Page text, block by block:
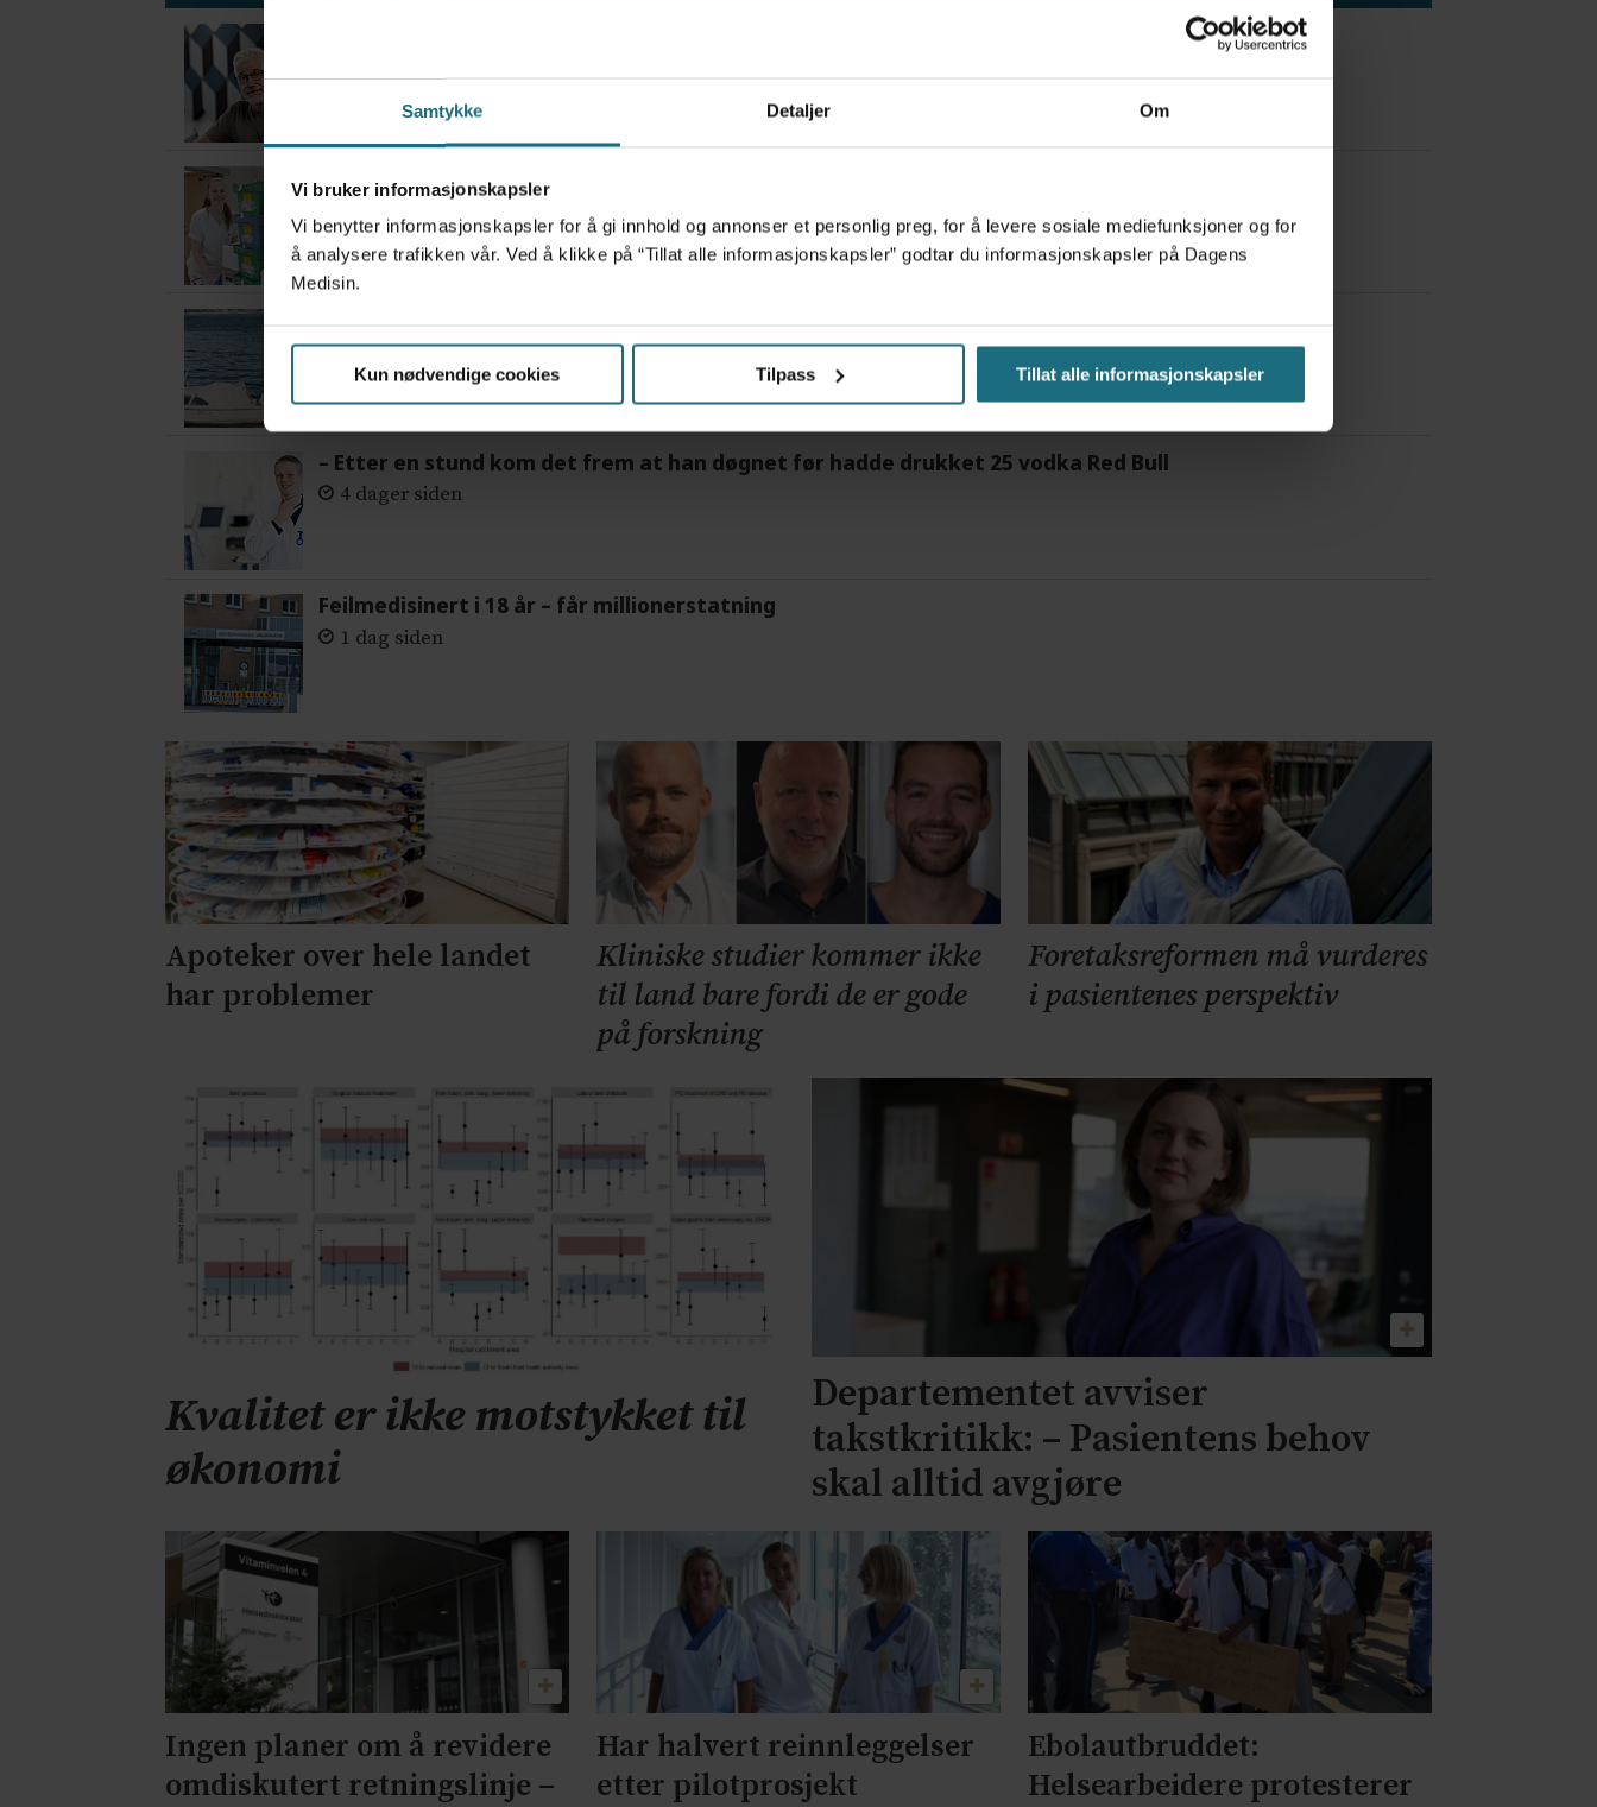
Samtykke Detaljer Om
Vi bruker informasjonskapsler
Vi benytter informasjonskapsler for å gi innhold og annonser et personlig preg, for å levere sosiale mediefunksjoner og for
å analysere trafikken vår. Ved å klikke på “Tillat alle informasjonskapsler” godtar du informasjonskapsler på Dagens
Medisin.
Kun nødvendige cookies Tilpass Tillat alle informasjonskapsler
Flytter oppgaver og frigjør tid for helsepersonell: – Det er helt magisk å være forvakt nå
3 dager siden
– Etter en stund kom det frem at han døgnet før hadde drukket 25 vodka Red Bull
4 dager siden
Feilmedisinert i 18 år – får millionerstatning
1 dag siden
Apoteker over hele landet
har problemer
Kliniske studier kommer ikke
til land bare fordi de er gode
på forskning
Foretaksreformen må vurderes
i pasientenes perspektiv
Kvalitet er ikke motstykket til
økonomi
Departementet avviser
takstkritikk: – Pasientens behov
skal alltid avgjøre
Ingen planer om å revidere
omdiskutert retningslinje –
Har halvert reinnleggelser
etter pilotprosjekt
Ebolautbruddet:
Helsearbeidere protesterer